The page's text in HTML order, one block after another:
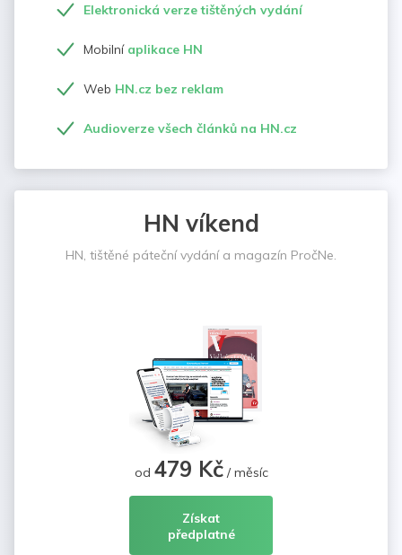
Elektronická verze tištěných vydání
Mobilní aplikace HN
Web HN.cz bez reklam
Audioverze všech článků na HN.cz
HN víkend
HN, tištěné páteční vydání a magazín PročNe.
od 479 Kč/ měsíc
Získat
předplatné